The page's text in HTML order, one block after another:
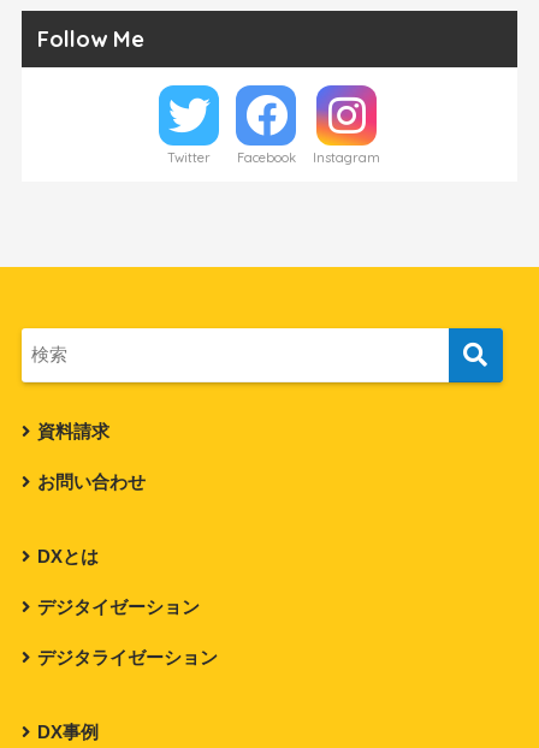
Follow Me
Twitter Facebook Instagram
資料請求
お問い合わせ
DXとは
デジタイゼーション
デジタライゼーション
DX事例